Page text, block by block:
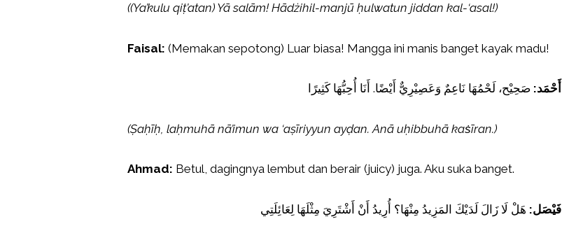
((Ya’kulu qiṭ’atan) Yā salām! Hādżihil-manjū ḥulwatun jiddan kal-‘asal!)
Faisal: (Memakan sepotong) Luar biasa! Mangga ini manis banget kayak madu!
أَحْمَد: صَحِيْح، لَحْمُهَا نَاعِمٌ وَعَصِيْرِيٌّ أَيْضًا. أَنَا أُحِبُّهَا كَثِيرًا
(Ṣaḥīḥ, laḥmuhā nā’imun wa ‘aṣīriyyun ayḍan. Anā uḥibbuhā kaṡīran.)
Ahmad: Betul, dagingnya lembut dan berair (juicy) juga. Aku suka banget.
فَيْصَل: هَلْ لَا زَالَ لَدَيْكَ المَزِيدُ مِنْهَا؟ أُرِيدُ أَنْ أَشْتَرِيَ مِثْلَهَا لِعَائِلَتِي